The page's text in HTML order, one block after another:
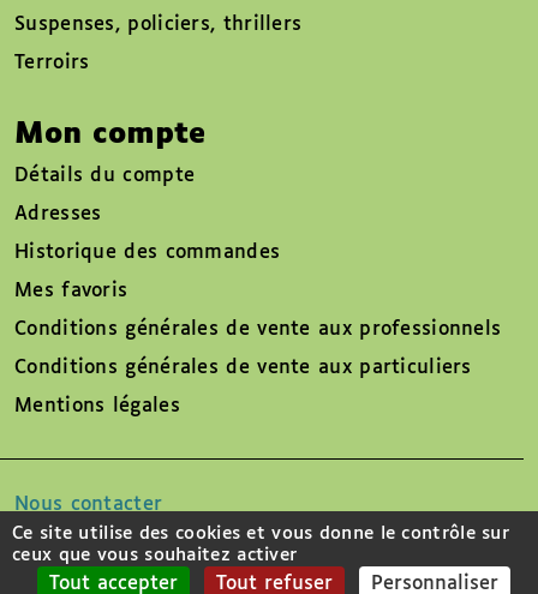
Suspenses, policiers, thrillers
Terroirs
Mon compte
Détails du compte
Adresses
Historique des commandes
Mes favoris
Conditions générales de vente aux professionnels
Conditions générales de vente aux particuliers
Mentions légales
Nous contacter
Suivez-nous sur
Ce site utilise des cookies et vous donne le contrôle sur
ceux que vous souhaitez activer
Tout accepter Tout refuser Personnaliser